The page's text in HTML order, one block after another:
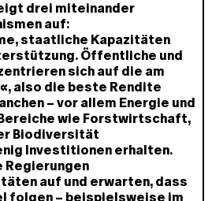
drei miteinander
auf:
staatliche Kapazitäten
Öffentliche und
sich auf die am
also die beste Rendite
– vor allem Energie und
wie Forstwirtschaft,
Biodiversität
Investitionen erhalten.
Regierungen
auf und erwarten, dass
folgen – beispielsweise im